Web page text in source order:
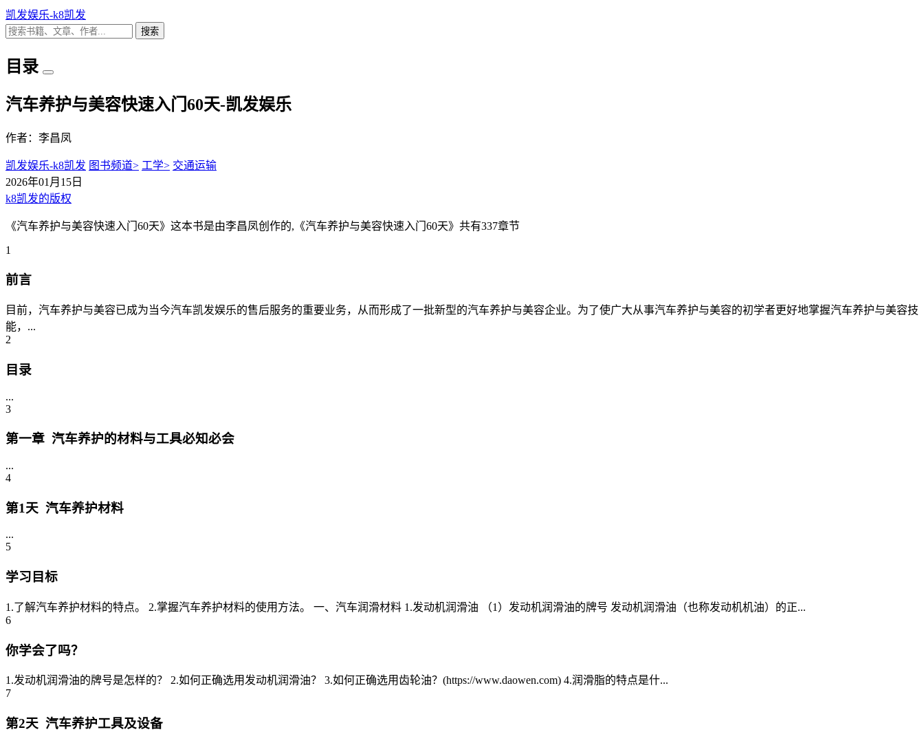
凯发娱乐-k8凯发
搜索
目录
汽车养护与美容快速入门60天-凯发娱乐
作者：李昌凤
凯发娱乐-k8凯发 图书频道> 工学> 交通运输
2026年01月15日
k8凯发的版权
《汽车养护与美容快速入门60天》这本书是由李昌凤创作的,《汽车养护与美容快速入门60天》共有337章节
1
前言
目前，汽车养护与美容已成为当今汽车凯发娱乐的售后服务的重要业务，从而形成了一批新型的汽车养护与美容企业。为了使广大从事汽车养护与美容的初学者更好地掌握汽车养护与美容技
能，...
2
目录
...
3
第一章 汽车养护的材料与工具必知必会
...
4
第1天 汽车养护材料
...
5
学习目标
1.了解汽车养护材料的特点。 2.掌握汽车养护材料的使用方法。 一、汽车润滑材料 1.发动机润滑油 （1）发动机润滑油的牌号 发动机润滑油（也称发动机机油）的正...
6
你学会了吗？
1.发动机润滑油的牌号是怎样的？ 2.如何正确选用发动机润滑油？ 3.如何正确选用齿轮油？(https://www.daowen.com) 4.润滑脂的特点是什...
7
第2天 汽车养护工具及设备